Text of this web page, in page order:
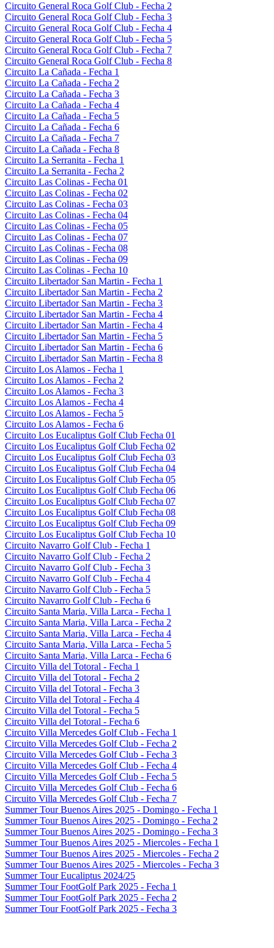
Circuito General Roca Golf Club - Fecha 2
Circuito General Roca Golf Club - Fecha 3
Circuito General Roca Golf Club - Fecha 4
Circuito General Roca Golf Club - Fecha 5
Circuito General Roca Golf Club - Fecha 7
Circuito General Roca Golf Club - Fecha 8
Circuito La Cañada - Fecha 1
Circuito La Cañada - Fecha 2
Circuito La Cañada - Fecha 3
Circuito La Cañada - Fecha 4
Circuito La Cañada - Fecha 5
Circuito La Cañada - Fecha 6
Circuito La Cañada - Fecha 7
Circuito La Cañada - Fecha 8
Circuito La Serranita - Fecha 1
Circuito La Serranita - Fecha 2
Circuito Las Colinas - Fecha 01
Circuito Las Colinas - Fecha 02
Circuito Las Colinas - Fecha 03
Circuito Las Colinas - Fecha 04
Circuito Las Colinas - Fecha 05
Circuito Las Colinas - Fecha 07
Circuito Las Colinas - Fecha 08
Circuito Las Colinas - Fecha 09
Circuito Las Colinas - Fecha 10
Circuito Libertador San Martin - Fecha 1
Circuito Libertador San Martin - Fecha 2
Circuito Libertador San Martin - Fecha 3
Circuito Libertador San Martin - Fecha 4
Circuito Libertador San Martin - Fecha 4
Circuito Libertador San Martin - Fecha 5
Circuito Libertador San Martin - Fecha 6
Circuito Libertador San Martin - Fecha 8
Circuito Los Alamos - Fecha 1
Circuito Los Alamos - Fecha 2
Circuito Los Alamos - Fecha 3
Circuito Los Alamos - Fecha 4
Circuito Los Alamos - Fecha 5
Circuito Los Alamos - Fecha 6
Circuito Los Eucaliptus Golf Club Fecha 01
Circuito Los Eucaliptus Golf Club Fecha 02
Circuito Los Eucaliptus Golf Club Fecha 03
Circuito Los Eucaliptus Golf Club Fecha 04
Circuito Los Eucaliptus Golf Club Fecha 05
Circuito Los Eucaliptus Golf Club Fecha 06
Circuito Los Eucaliptus Golf Club Fecha 07
Circuito Los Eucaliptus Golf Club Fecha 08
Circuito Los Eucaliptus Golf Club Fecha 09
Circuito Los Eucaliptus Golf Club Fecha 10
Circuito Navarro Golf Club - Fecha 1
Circuito Navarro Golf Club - Fecha 2
Circuito Navarro Golf Club - Fecha 3
Circuito Navarro Golf Club - Fecha 4
Circuito Navarro Golf Club - Fecha 5
Circuito Navarro Golf Club - Fecha 6
Circuito Santa Maria, Villa Larca - Fecha 1
Circuito Santa Maria, Villa Larca - Fecha 2
Circuito Santa Maria, Villa Larca - Fecha 4
Circuito Santa Maria, Villa Larca - Fecha 5
Circuito Santa Maria, Villa Larca - Fecha 6
Circuito Villa del Totoral - Fecha 1
Circuito Villa del Totoral - Fecha 2
Circuito Villa del Totoral - Fecha 3
Circuito Villa del Totoral - Fecha 4
Circuito Villa del Totoral - Fecha 5
Circuito Villa del Totoral - Fecha 6
Circuito Villa Mercedes Golf Club - Fecha 1
Circuito Villa Mercedes Golf Club - Fecha 2
Circuito Villa Mercedes Golf Club - Fecha 3
Circuito Villa Mercedes Golf Club - Fecha 4
Circuito Villa Mercedes Golf Club - Fecha 5
Circuito Villa Mercedes Golf Club - Fecha 6
Circuito Villa Mercedes Golf Club - Fecha 7
Summer Tour Buenos Aires 2025 - Domingo - Fecha 1
Summer Tour Buenos Aires 2025 - Domingo - Fecha 2
Summer Tour Buenos Aires 2025 - Domingo - Fecha 3
Summer Tour Buenos Aires 2025 - Miercoles - Fecha 1
Summer Tour Buenos Aires 2025 - Miercoles - Fecha 2
Summer Tour Buenos Aires 2025 - Miercoles - Fecha 3
Summer Tour Eucaliptus 2024/25
Summer Tour FootGolf Park 2025 - Fecha 1
Summer Tour FootGolf Park 2025 - Fecha 2
Summer Tour FootGolf Park 2025 - Fecha 3